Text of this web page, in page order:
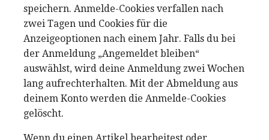
speichern. Anmelde-Cookies verfallen nach
zwei Tagen und Cookies für die
Anzeigeoptionen nach einem Jahr. Falls du bei
der Anmeldung „Angemeldet bleiben“
auswählst, wird deine Anmeldung zwei Wochen
lang aufrechterhalten. Mit der Abmeldung aus
deinem Konto werden die Anmelde-Cookies
gelöscht.